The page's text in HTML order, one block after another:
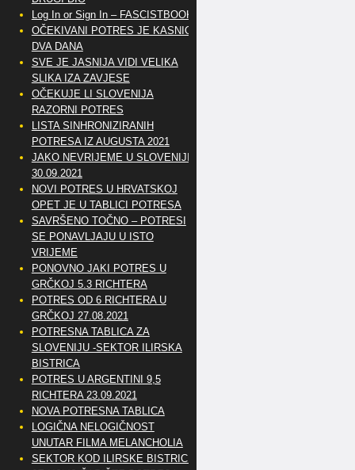
Log In or Sign In – FASCISTBOOK
OČEKIVANI POTRES JE KASNIO
DVA DANA
SVE JE JASNIJA VIDI VELIKA
SLIKA IZA ZAVJESE
OČEKUJE LI SLOVENIJA
RAZORNI POTRES
LISTA SINHRONIZIRANIH
POTRESA IZ AUGUSTA 2021
JAKO NEVRIJEME U SLOVENIJI
30.09.2021
NOVI POTRES U HRVATSKOJ
OPET JE U TABLICI POTRESA
SAVRŠENO TOČNO – POTRESI
SE PONAVLJAJU U ISTO
VRIJEME
PONOVNO JAKI POTRES U
GRČKOJ 5.3 RICHTERA
POTRES OD 6 RICHTERA U
GRČKOJ 27.08.2021
POTRESNA TABLICA ZA
SLOVENIJU -SEKTOR ILIRSKA
BISTRICA
POTRES U ARGENTINI 9,5
RICHTERA 23.09.2021
NOVA POTRESNA TABLICA
LOGIČNA NELOGIČNOST
UNUTAR FILMA MELANCHOLIA
SEKTOR KOD ILIRSKE BISTRICE